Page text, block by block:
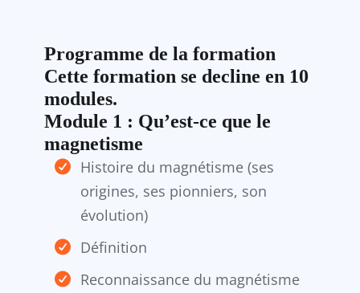
Programme de la formation
​Cette formation se decline en 10
modules.
​Module 1 : Qu’est-ce que le
magnetisme
Histoire du magnétisme (ses
origines, ses pionniers, son
évolution)
Définition
Reconnaissance du magnétisme